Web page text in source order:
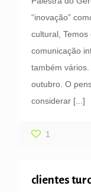
“inovação”
cultural,
comunicação
também
outubro. O
considerar [...]
1
clientes